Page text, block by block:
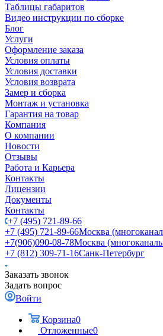
Таблицы габаритов
Видео инструкции по сборке
Блог
Услуги
Оформление заказа
Условия оплаты
Условия доставки
Условия возврата
Замер и сборка
Монтаж и установка
Гарантия на товар
Компания
О компании
Новости
Отзывы
Работа и Карьера
Контакты
Лицензии
Документы
Контакты
+7 (495) 721-89-66
+7 (495) 721-89-66Москва
+7(906)090-08-78Москва
+7 (812) 309-71-16Санк-Петербург
Заказать звонок
Задать вопрос
Войти
Корзина0
Отложенные0